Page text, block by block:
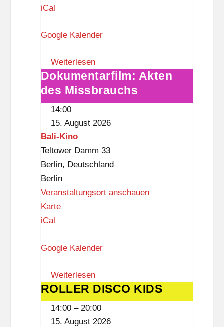
u
S
t
e
g
i
t
z
iCal
Google Kalender
Weiterlesen
Dokumentarfilm:
Akten
des
Dokumentarfilm: Akten
des Missbrauchs
14:00
15. August 2026
Bali-Kino
Teltower Damm 33
Berlin, Deutschland
Berlin
Veranstaltungsort anschauen
KarteB
i
K
i
n
iCal
Google Kalender
Weiterlesen
ROLLER
DISCO
KIDS
ROLLER DISCO KIDS
14:00 – 20:00
15. August 2026